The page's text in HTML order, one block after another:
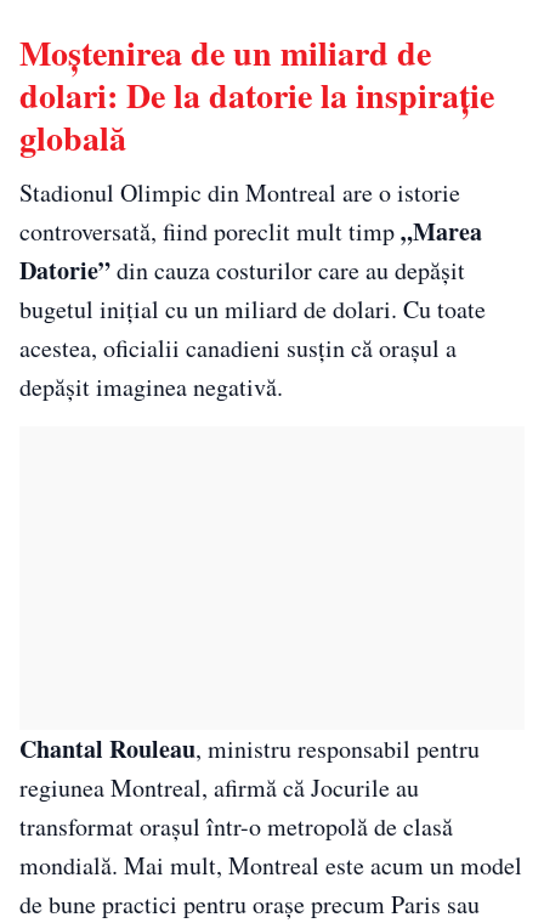
Moștenirea de un miliard de
dolari: De la datorie la inspirație
globală
Stadionul Olimpic din Montreal are o istorie
controversată, fiind poreclit mult timp„Marea
Datorie”din cauza costurilor care au depășit
bugetul inițial cu un miliard de dolari. Cu toate
acestea, oficialii canadieni susțin că orașul a
depășit imaginea negativă.
Chantal Rouleau, ministru responsabil pentru
regiunea Montreal, afirmă că Jocurile au
transformat orașul într-o metropolă de clasă
mondială. Mai mult, Montreal este acum un model
de bune practici pentru orașe precum Paris sau